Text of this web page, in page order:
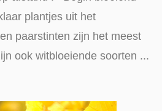
plantjes uit het
paarstinten zijn het meest
ook witbloeiende soorten ...